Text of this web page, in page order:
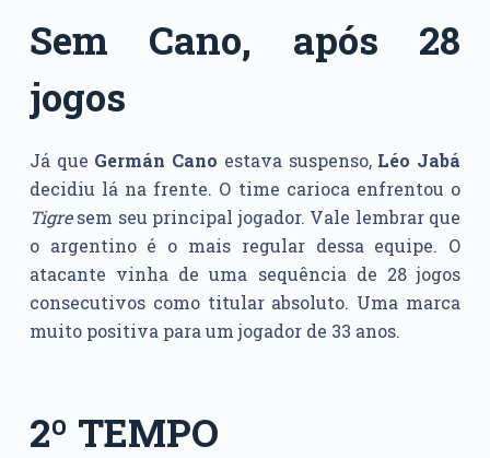
Sem Cano, após 28
jogos
Já que Germán Cano estava suspenso, Léo Jabá
decidiu lá na frente. O time carioca enfrentou o
Tigresem seu principal jogador. Vale lembrar que
o argentino é o mais regular dessa equipe. O
atacante vinha de uma sequência de 28 jogos
consecutivos como titular absoluto. Uma marca
muito positiva para um jogador de 33 anos.
2º TEMPO